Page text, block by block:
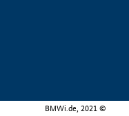
BMWi.de, 2021 ©